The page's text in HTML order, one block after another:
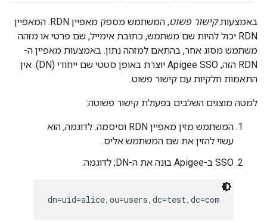
באמצעותקישור פשוט
, המשתמש מספק מאפיין RDN. המאפיין
RDN יכול להיות שם משתמש, כתובת אימייל, שם פרטי או מזהה
משתמש מסוג אחר, בהתאם למזהה נתון. באמצעות מאפיין ה-
RDN הזה, Apigee SSO יוצרת באופן סטטי שם ייחודי (DN). אין
התאמות חלקיות עם קישור פשוט.
למטה מוצגים השלבים בפעולת קישור פשוטה:
המשתמש מזין מאפיין RDN וסיסמה. לדוגמה, הוא
עשוי להזין את שם המשתמש אליס.
SSO ב-Apigee בונה את ה-DN; לדוגמה:
dn=uid=alice,ou=users,dc=test,dc=com